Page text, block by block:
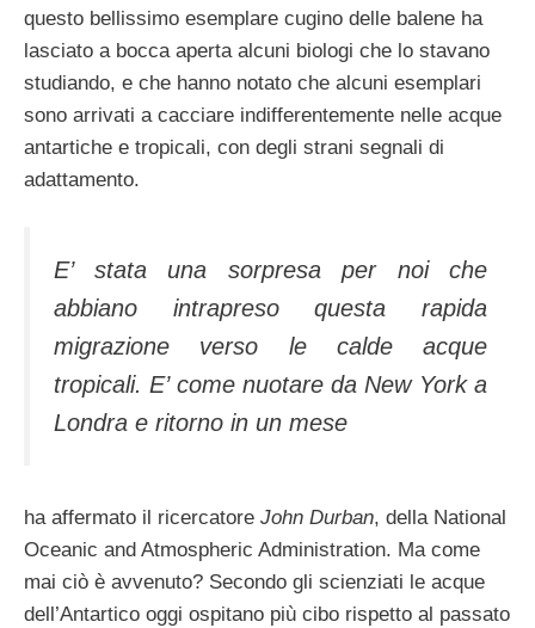
questo bellissimo esemplare cugino delle balene ha
lasciato a bocca aperta alcuni biologi che lo stavano
studiando, e che hanno notato che alcuni esemplari
sono arrivati a cacciare indifferentemente nelle acque
antartiche e tropicali, con degli strani segnali di
adattamento.
E’ stata una sorpresa per noi che
abbiano intrapreso questa rapida
migrazione verso le calde acque
tropicali. E’ come nuotare da New York a
Londra e ritorno in un mese
ha affermato il ricercatore John Durban, della National
Oceanic and Atmospheric Administration. Ma come
mai ciò è avvenuto? Secondo gli scienziati le acque
dell’Antartico oggi ospitano più cibo rispetto al passato